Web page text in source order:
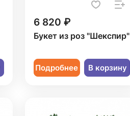
6 820 ₽
Букет из роз "Шекспир"
Подробнее В корзину